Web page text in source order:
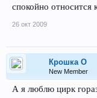
спокойно относится
26 окт 2009
Крошка О
New Member
А я люблю цирк